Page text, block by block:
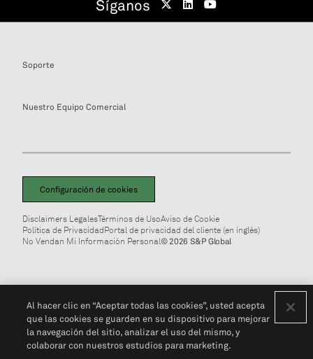
Síganos
Soporte
Nuestro Equipo Comercial
Configuración de cookies
Disclaimers LegalesTérminos de UsoAviso de Cookie
Política de PrivacidadPortal de privacidad del cliente (en inglés)
No Vendan Mi Información Personal© 2026 S&P Global
Al hacer clic en “Aceptar todas las cookies”, usted acepta
que las cookies se guarden en su dispositivo para mejorar
la navegación del sitio, analizar el uso del mismo, y
colaborar con nuestros estudios para marketing.